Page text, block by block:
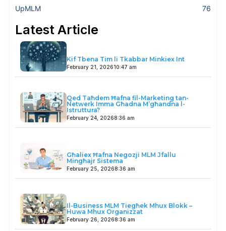
UpMLM 76
Latest Article
February 21, 202610:47 am
Kif Tbena Tim li Tkabbar Minkiex Int
February 24, 20268:36 am
Qed Taħdem Ħafna fil-Marketing tan-
Netwerk Imma Għadna M’għandna l-
Istruttura?
February 25, 20268:36 am
Għaliex Ħafna Negozji MLM Jfallu
Mingħajr Sistema
February 26, 20268:36 am
Il-Business MLM Tiegħek Mhux Blokk –
Huwa Mhux Organizzat